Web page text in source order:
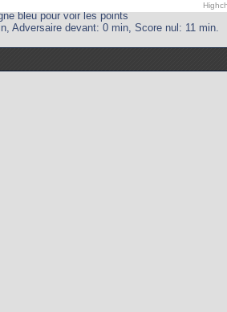
bleu pour voir les points
Adversaire devant: 0 min, Score nul: 11 min.